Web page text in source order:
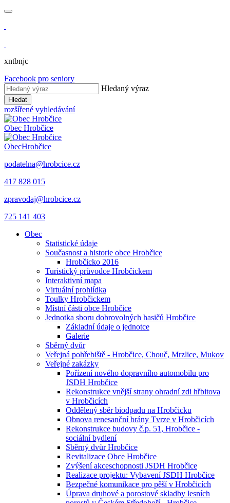
xntbnjc
Facebook pro seniory
Hledaný výraz
Hledat
rozšířené vyhledávání
Obec Hrobčice
ObecHrobčice
podatelna@hrobcice.cz
417 828 015
zpravodaj@hrobcice.cz
725 141 403
Obec
Statistické údaje
Současnost a historie obce Hrobčice
Hrobčicko 2016
Turistický průvodce Hrobčickem
Interaktivní mapa
Virtuální prohlídka
Toulky Hrobčickem
Místní části obce Hrobčice
Jednotka sboru dobrovolných hasičů Hrobčice
Základní údaje o jednotce
Galerie
Sběrný dvůr
Veřejná pohřebiště - Hrobčice, Chouč, Mrzlice, Mukov
Veřejné zakázky
Pořízení nového dopravního automobilu pro
JSDH Hrobčice
Rekonstrukce vnější strany ohradní zdi hřbitova
v Hrobčicích
Oddělený sběr biodpadu na Hrobčicku
Obnova renesanční brány Tvrze v Hrobčicích
Rekonstrukce budovy č.p. 51, Hrobčice -
sociální bydlení
Sběrný dvůr Hrobčice
Revitalizace Obce Hrobčice
Zvýšení akceschopnosti JSDH Hrobčice
Realizace projektu: Vybavení JSDH Hrobčice
Bezpečné komunikace pro pěší v Hrobčicích
Úprava druhové a porostové skladby lesních